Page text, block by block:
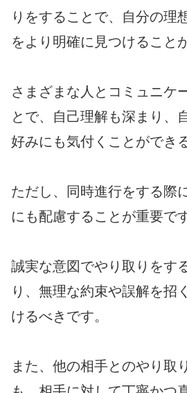
りをすることで、自分の理
をより明確に見つけること
さまざまな人とコミュニケ
とで、自己理解も深まり、
好みにも気付くことができ
ただし、同時進行をする際
にも配慮することが重要です
誠実な意図でやり取りをす
り、無理な約束や誤解を招
けるべきです。
また、他の相手とのやり取